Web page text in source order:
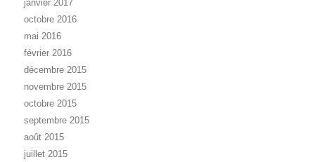
janvier 2017
octobre 2016
mai 2016
février 2016
décembre 2015
novembre 2015
octobre 2015
septembre 2015
août 2015
juillet 2015